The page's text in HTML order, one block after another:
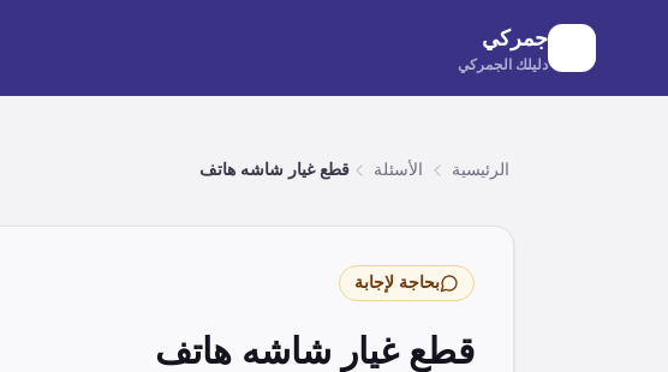
جمركي
دليلك الجمركي
الرئيسية الأسئلة قطع غيار شاشه هاتف
بحاجة لإجابة
قطع غيار شاشه هاتف